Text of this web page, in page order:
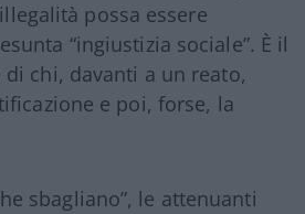
possa essere
“ingiustizia sociale”. È il
chi, davanti a un reato,
e poi, forse, la
sbagliano”, le attenuanti